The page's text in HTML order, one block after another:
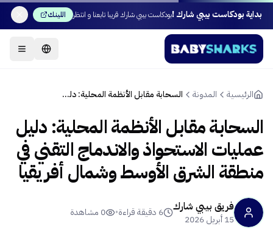
بداية بودكاست بيبي شارك !بودكاست بيبي شارك قريبا تابعنا و انتظر اللينك
الرئيسية المدونة السحابة مقابل الأنظمة المحلية: دليل عمليات الاستحواذ والاندماج التقني في منطقة الشرق الأوسط وشمال أفريقيا
السحابة مقابل الأنظمة المحلية: دليل
عمليات الاستحواذ والاندماج التقني في
منطقة الشرق الأوسط وشمال أفريقيا
فريق بيبي شارك
15 أبريل 2026
6 دقيقة قراءة•
0 مشاهدة